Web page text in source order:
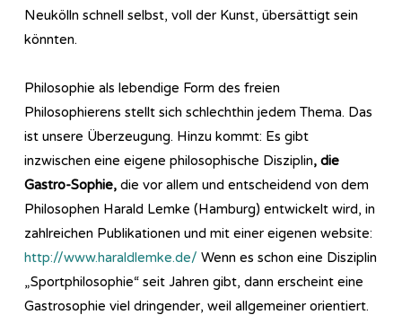
Neukölln schnell selbst, voll der Kunst, übersättigt sein
könnten.
Philosophie als lebendige Form des freien
Philosophierens stellt sich schlechthin jedem Thema. Das
ist unsere Überzeugung. Hinzu kommt: Es gibt
inzwischen eine eigene philosophische Disziplin, die
Gastro-Sophie, die vor allem und entscheidend von dem
Philosophen Harald Lemke (Hamburg) entwickelt wird, in
zahlreichen Publikationen und mit einer eigenen website:
http://www.haraldlemke.de/ Wenn es schon eine Disziplin
„Sportphilosophie“ seit Jahren gibt, dann erscheint eine
Gastrosophie viel dringender, weil allgemeiner orientiert.